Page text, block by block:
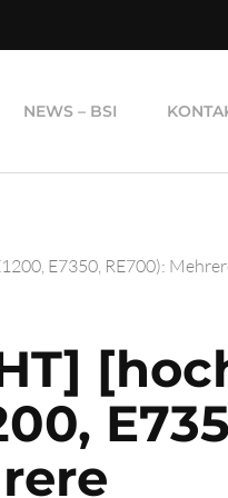
NEWS – BSI
E7350, RE700):